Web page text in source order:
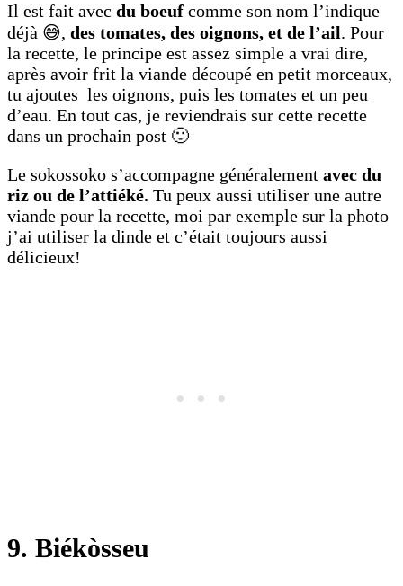
Il est fait avec du boeuf comme son nom l’indique
déjà 😅, des tomates, des oignons, et de l’ail. Pour
la recette, le principe est assez simple a vrai dire,
après avoir frit la viande découpé en petit morceaux,
tu ajoutes les oignons, puis les tomates et un peu
d’eau. En tout cas, je reviendrais sur cette recette
dans un prochain post 🙂
Le sokossoko s’accompagne généralement avec du
riz ou de l’attiéké. Tu peux aussi utiliser une autre
viande pour la recette, moi par exemple sur la photo
j’ai utiliser la dinde et c’était toujours aussi
délicieux!
9. Biékòsseu